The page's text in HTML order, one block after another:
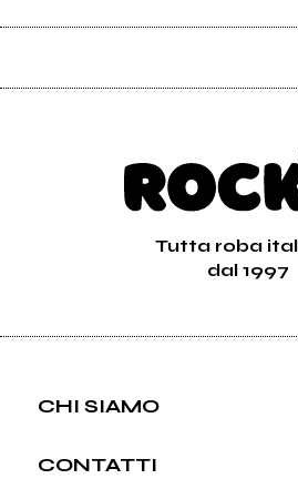
Tutta roba
dal 1997
CHI SIAMO
CONTATTI